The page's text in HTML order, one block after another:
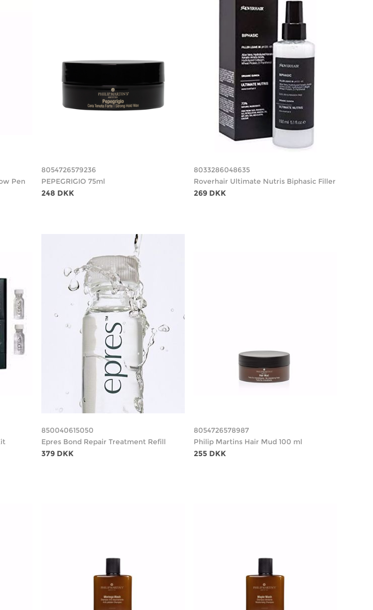
Pen
8054726579236
PEPEGRIGIO 75ml
248 DKK
8033286048635
Roverhair Ultimate Nutris Biphasic Filler
269 DKK
850040615050
Epres Bond Repair Treatment Refill
379 DKK
8054726578987
Philip Martins Hair Mud 100 ml
255 DKK